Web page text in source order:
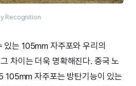
Recognition
있는 105mm 자주포와 우리의
차이는 더욱 명확해진다. 중국 노
자주포는 방탄기능이 있는